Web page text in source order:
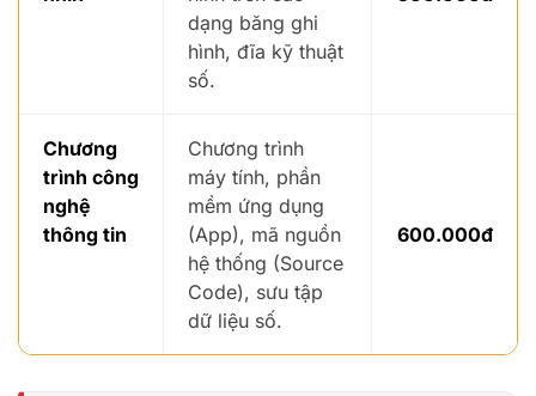
dạng băng ghi
hình, đĩa kỹ thuật
số.
Chương
trình công
nghệ
thông tin
Chương trình
máy tính, phần
mềm ứng dụng
(App), mã nguồn
hệ thống (Source
Code), sưu tập
dữ liệu số.
600.000đ